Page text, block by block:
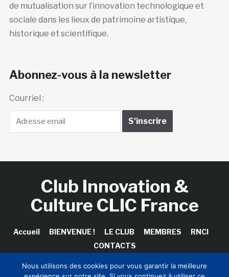
de mutualisation sur l’innovation technologique et
sociale dans les lieux de patrimoine artistique,
historique et scientifique.
Abonnez-vous à la newsletter
Courriel :
Club Innovation &
Culture CLIC France
Accueil BIENVENUE ! LE CLUB MEMBRES
RNCI
CONTACTS
Nous utilisons des cookies pour vous garantir la meilleure